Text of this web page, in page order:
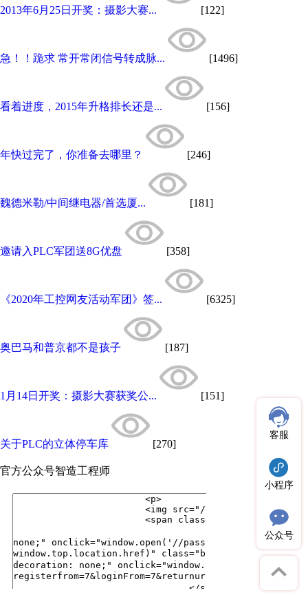
2013年6月25日开奖：摄影大赛... [122]
急！！跪求 常开常闭信号转成脉... [1496]
看着进度，2015年升格排长还是... [156]
年快过完了，你准备去哪里？ [246]
魏德米勒/中间继电器/首选厦... [181]
邀请入PLC军团送8G优盘 [358]
《2020年工控网友活动军团》签... [6325]
奥巴马和普京都不是孩子 [187]
1月14日开奖：摄影大赛获奖公... [151]
关于PLC的立体停车库 [270]
官方公众号智造工程师
客服
小程序
公众号